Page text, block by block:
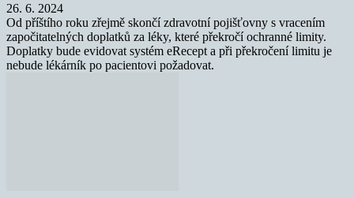
26. 6. 2024
Od příštího roku zřejmě skončí zdravotní pojišťovny s vracením
započitatelných doplatků za léky, které překročí ochranné limity.
Doplatky bude evidovat systém eRecept a při překročení limitu je
nebude lékárník po pacientovi požadovat.